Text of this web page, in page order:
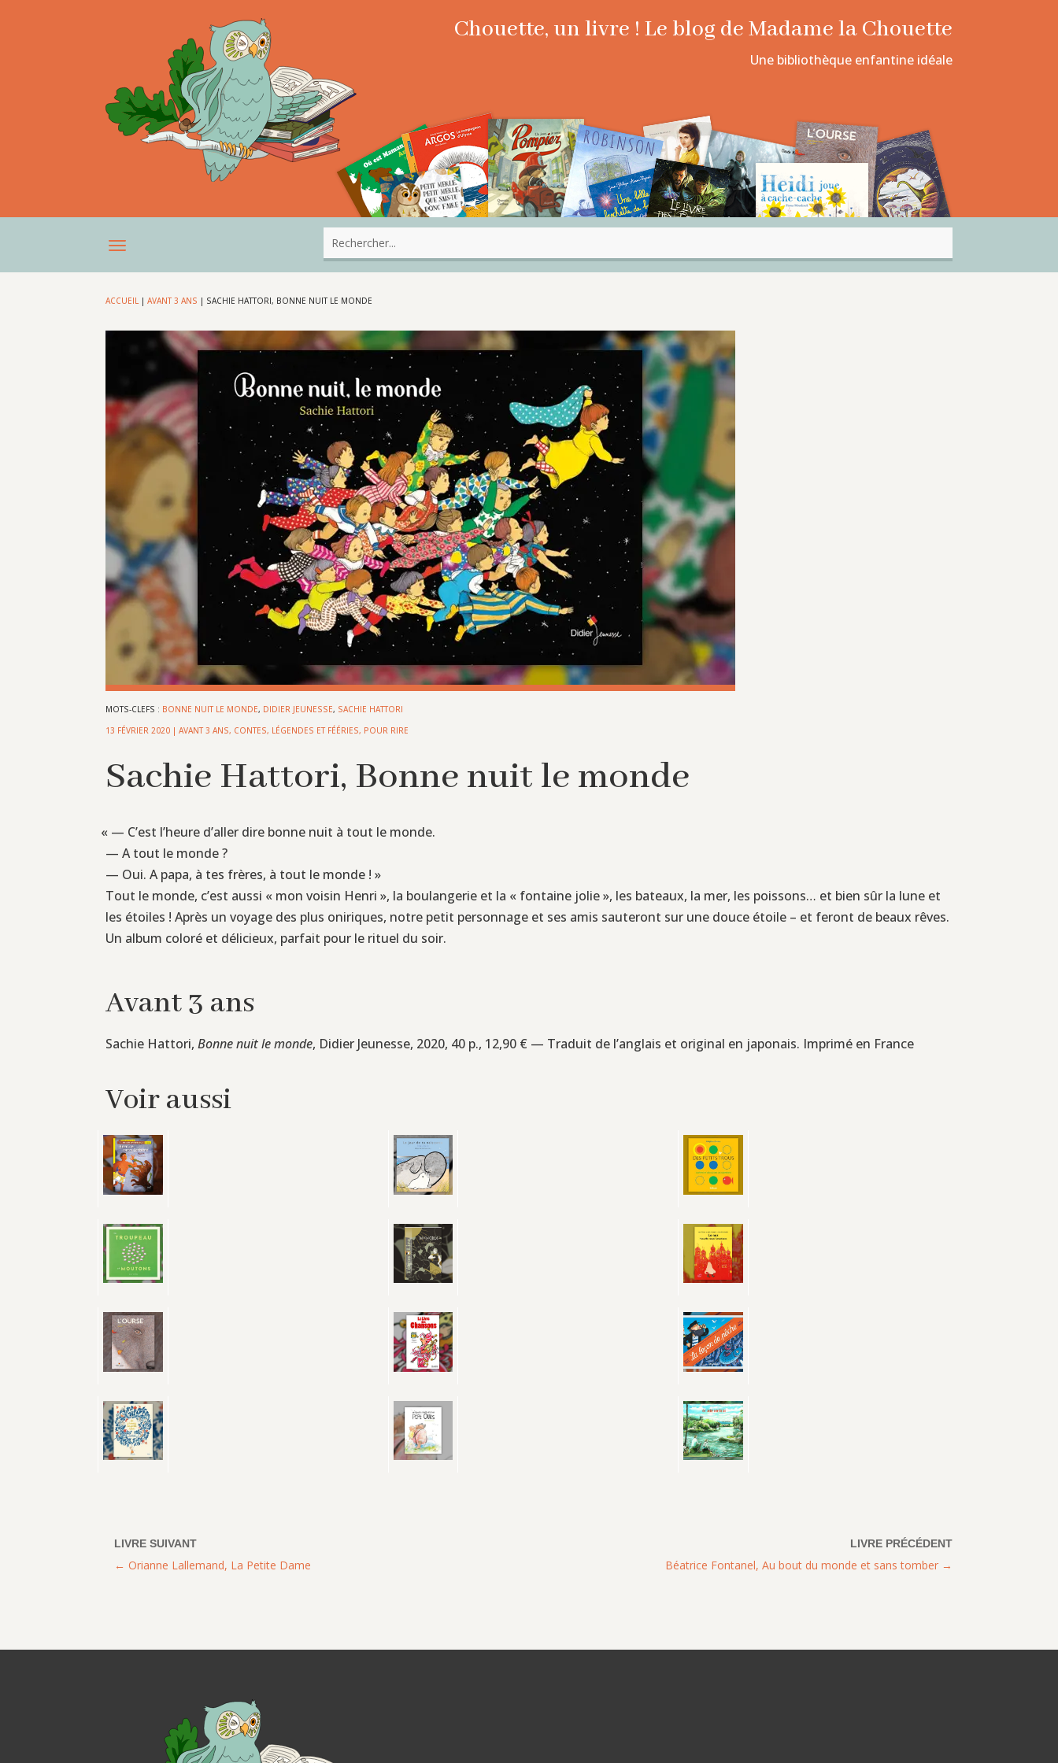
Chouette, un livre ! Le blog de Madame la Chouette
Une bibliothèque enfantine idéale
ACCUEIL |AVANT 3 ANS | SACHIE HATTORI, BONNE NUIT LE MONDE
MOTS-CLEFS : BONNE NUIT LE MONDE, DIDIER JEUNESSE, SACHIE HATTORI
13 FÉVRIER 2020 |AVANT 3 ANS, CONTES, LÉGENDES ET FÉÉRIES, POUR RIRE
Sachie Hattori, Bonne nuit le monde
« — C’est l’heure d’aller dire bonne nuit à tout le monde.
— A tout le monde ?
— Oui. A papa, à tes frères, à tout le monde ! »
Tout le monde, c’est aussi « mon voisin Henri », la boulangerie et la « fontaine jolie », les bateaux, la mer, les poissons… et bien sûr la lune et
les étoiles ! Après un voyage des plus oniriques, notre petit personnage et ses amis sauteront sur une douce étoile – et feront de beaux rêves.
Un album coloré et délicieux, parfait pour le rituel du soir.
Avant 3 ans
Sachie Hattori,Bonne nuit le monde, Didier Jeunesse, 2020, 40 p., 12,90 € — Traduit de l’anglais et original en japonais. Imprimé en France
Voir aussi
Béatrice Fontanel, Au bout du monde et sans tomber
Orianne Lallemand, La Petite Dame